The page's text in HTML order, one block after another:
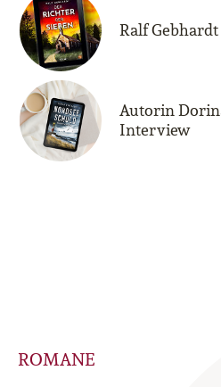
Ralf
Autorin
Interview
ROMANE